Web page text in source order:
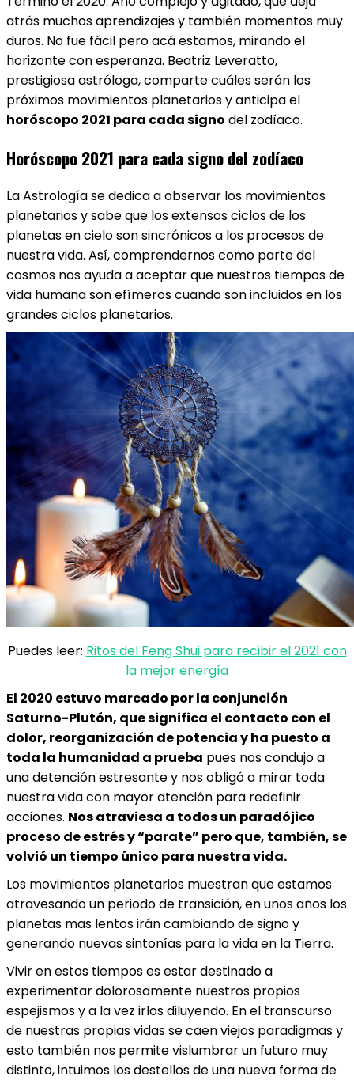
atrás muchos aprendizajes y también momentos muy
duros. No fue fácil pero acá estamos, mirando el
horizonte con esperanza. Beatriz Leveratto,
prestigiosa astróloga, comparte cuáles serán los
próximos movimientos planetarios y anticipa el
horóscopo 2021 para cada signo del zodíaco.
Horóscopo 2021 para cada signo del zodíaco
La Astrología se dedica a observar los movimientos
planetarios y sabe que los extensos ciclos de los
planetas en cielo son sincrónicos a los procesos de
nuestra vida. Así, comprendernos como parte del
cosmos nos ayuda a aceptar que nuestros tiempos de
vida humana son efímeros cuando son incluidos en los
grandes ciclos planetarios.
Puedes leer: Ritos del Feng Shui para recibir el 2021 con
la mejor energía
El 2020 estuvo marcado por la conjunción
Saturno-Plutón, que significa el contacto con el
dolor, reorganización de potencia y ha puesto a
toda la humanidad a prueba pues nos condujo a
una detención estresante y nos obligó a mirar toda
nuestra vida con mayor atención para redefinir
acciones. Nos atraviesa a todos un paradójico
proceso de estrés y “parate” pero que, también, se
volvió un tiempo único para nuestra vida.
Los movimientos planetarios muestran que estamos
atravesando un periodo de transición, en unos años los
planetas mas lentos irán cambiando de signo y
generando nuevas sintonías para la vida en la Tierra.
Vivir en estos tiempos es estar destinado a
experimentar dolorosamente nuestros propios
espejismos y a la vez irlos diluyendo. En el transcurso
de nuestras propias vidas se caen viejos paradigmas y
esto también nos permite vislumbrar un futuro muy
distinto, intuimos los destellos de una nueva forma de